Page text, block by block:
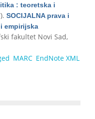
: teoretska i
SOCIJALNA prava i
empirijska
fakultet Novi Sad,
MARC EndNote XML